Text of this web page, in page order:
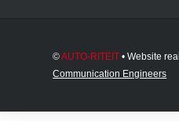
©AUTO-RITEIT • Website
Communication Engineers